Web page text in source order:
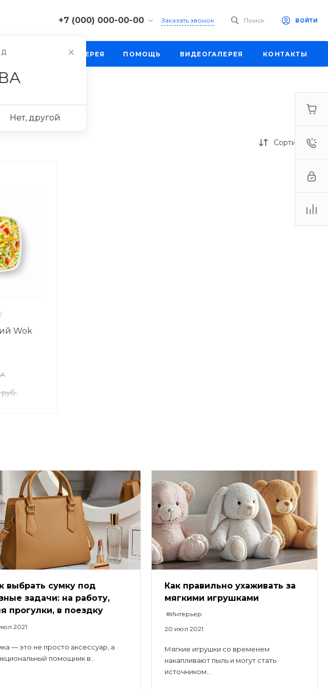
+7 (000) 000-00-00
г. Москва, ул. Шапкина,
Заказать звонок Поиск ВОЙТИ
ФОТОГАЛЕРЕЯ ПОМОЩЬ ВИДЕОГАЛЕРЕЯ КОНТАКТЫ
Сортировка
Wok
руб.
выбрать сумку под
задачи: на работу,
прогулки, в поездку
2021
— это не просто аксессуар, а
помощник в...
Как правильно ухаживать за
мягкими игрушками
#Интерьер
20 июл 2021
Мягкие игрушки со временем
накапливают пыль и могут стать
источником...
Нет, другой